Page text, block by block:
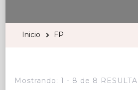
Inicio FP
Mostrando: 1 - 8 de 8